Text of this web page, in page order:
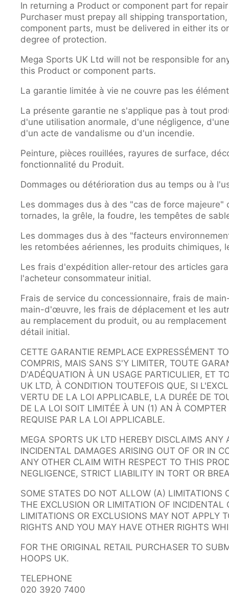
In returning a Product or component part for
Purchaser must prepay all shipping
component parts, must be delivered in either its
degree of protection.
Mega Sports UK Ltd will not be responsible for
this Product or component parts.
La garantie limitée à vie ne couvre pas les
La présente garantie ne s'applique pas à tout
d'une utilisation anormale, d'une négligence,
d'un acte de vandalisme ou d'un incendie.
Peinture, pièces rouillées, rayures de surface,
fonctionnalité du Produit.
Dommages ou détérioration dus au temps ou à
Les dommages dus à des "cas de force
tornades, la grêle, la foudre, les tempêtes de
Les dommages dus à des "facteurs
les retombées aériennes, les produits
Les frais d'expédition aller-retour des articles
l'acheteur consommateur initial.
Frais de service du concessionnaire, frais de
main-d'œuvre, les frais de déplacement et les
au remplacement du produit, ou au
détail initial.
CETTE GARANTIE REMPLACE EXPRESSÉMENT
COMPRIS, MAIS SANS S'Y LIMITER, TOUTE
D'ADÉQUATION À UN USAGE PARTICULIER, ET
UK LTD, À CONDITION TOUTEFOIS QUE, SI
VERTU DE LA LOI APPLICABLE, LA DURÉE DE
DE LA LOI SOIT LIMITÉE À UN (1) AN À
REQUISE PAR LA LOI APPLICABLE.
MEGA SPORTS UK LTD HEREBY DISCLAIMS
INCIDENTAL DAMAGES ARISING OUT OF OR IN
ANY OTHER CLAIM WITH RESPECT TO THIS
NEGLIGENCE, STRICT LIABILITY IN TORT OR
SOME STATES DO NOT ALLOW (A)
THE EXCLUSION OR LIMITATION OF
LIMITATIONS OR EXCLUSIONS MAY NOT APPLY
RIGHTS AND YOU MAY HAVE OTHER RIGHTS
FOR THE ORIGINAL RETAIL PURCHASER TO
HOOPS UK.
TELEPHONE
020 3920 7400